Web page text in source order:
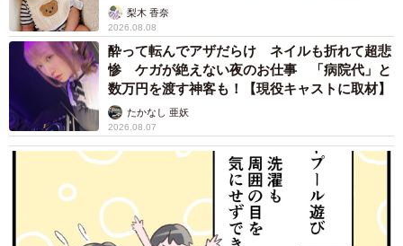
梨木 香奈
2026.08.08
酔って転んでアザだらけ ネイルも折れて超悲
惨 ケガが絶えない夜のお仕事 「病院代」と
数万円を渡す神客も！【現役キャストに取材】
たかなし 亜妖
2026.08.07